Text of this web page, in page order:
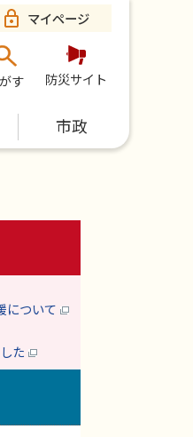
マイページ
す 防災サイト
市政
について
た